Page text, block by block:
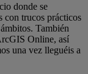
donde se
con trucos prácticos
También
Online, así
una vez lleguéis a